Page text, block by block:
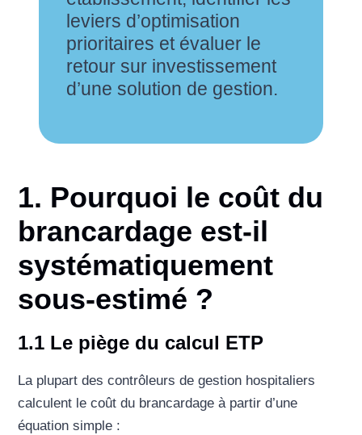
leviers d’optimisation
prioritaires et évaluer le
retour sur investissement
d’une solution de gestion.
1. Pourquoi le coût du
brancardage est-il
systématiquement
sous-estimé ?
1.1 Le piège du calcul ETP
La plupart des contrôleurs de gestion hospitaliers
calculent le coût du brancardage à partir d’une
équation simple :